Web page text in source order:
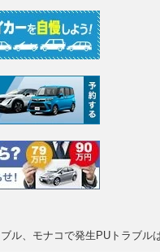
ル、モナコで発生PUトラブル